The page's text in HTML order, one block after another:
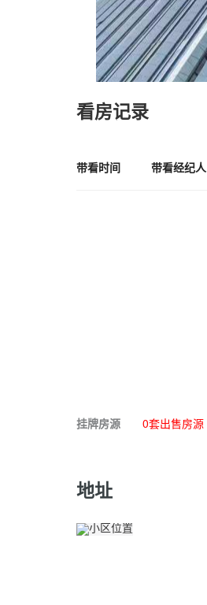
看房记录
带看时间 带看经纪人
挂牌房源 0套出售房源
地址